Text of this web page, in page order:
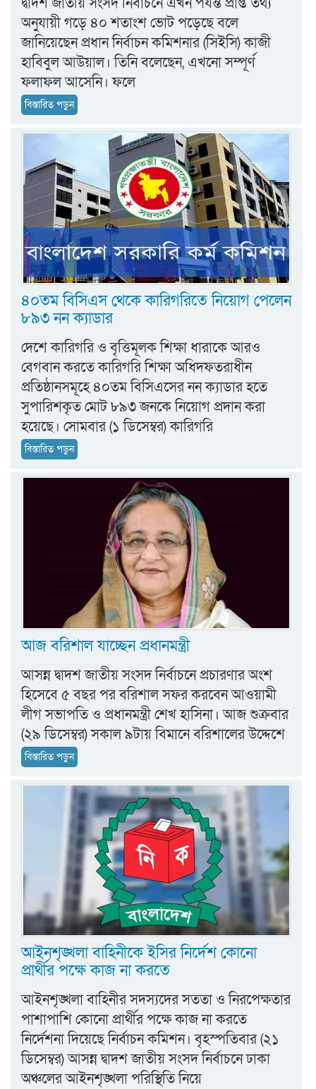
অনুযায়ী গড়ে ৪০ শতাংশ ভোট পড়েছে বলে
জানিয়েছেন প্রধান নির্বাচন কমিশনার (সিইসি) কাজী
হাবিবুল আউয়াল। তিনি বলেছেন, এখনো সম্পূর্ণ
ফলাফল আসেনি। ফলে
বিস্তারিত পড়ুন
৪০তম বিসিএস থেকে কারিগরিতে নিয়োগ পেলেন
৮৯৩ নন ক্যাডার
দেশে কারিগরি ও বৃত্তিমূলক শিক্ষা ধারাকে আরও
বেগবান করতে কারিগরি শিক্ষা অধিদফতরাধীন
প্রতিষ্ঠানসমূহে ৪০তম বিসিএসের নন ক্যাডার হতে
সুপারিশকৃত মোট ৮৯৩ জনকে নিয়োগ প্রদান করা
হয়েছে। সোমবার (১ ডিসেম্বর) কারিগরি
বিস্তারিত পড়ুন
আজ বরিশাল যাচ্ছেন প্রধানমন্ত্রী
আসন্ন দ্বাদশ জাতীয় সংসদ নির্বাচনে প্রচারণার অংশ
হিসেবে ৫ বছর পর বরিশাল সফর করবেন আওয়ামী
লীগ সভাপতি ও প্রধানমন্ত্রী শেখ হাসিনা। আজ শুক্রবার
(২৯ ডিসেম্বর) সকাল ৯টায় বিমানে বরিশালের উদ্দেশে
বিস্তারিত পড়ুন
আইনশৃঙ্খলা বাহিনীকে ইসির নির্দেশ কোনো
প্রার্থীর পক্ষে কাজ না করতে
আইনশৃঙ্খলা বাহিনীর সদস্যদের সততা ও নিরপেক্ষতার
পাশাপাশি কোনো প্রার্থীর পক্ষে কাজ না করতে
নির্দেশনা দিয়েছে নির্বাচন কমিশন। বৃহস্পতিবার (২১
ডিসেম্বর) আসন্ন দ্বাদশ জাতীয় সংসদ নির্বাচনে ঢাকা
অঞ্চলের আইনশৃঙ্খলা পরিস্থিতি নিয়ে